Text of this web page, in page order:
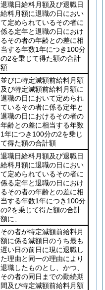
退職日給料月額及び退職日
給料月額に退職の日におい
て定められているその者に
係る定年と退職の日におけ
るその者の年齢との差に相
当する年数1年につき100分
の2を乗じて得た額の合計
額
並びに特定減額前給料月額
及び特定減額前給料月額に
退職の日において定められ
ているその者に係る定年と
退職の日におけるその者の
年齢との差に相当する年数
1年につき100分の2を乗じ
て得た額の合計額
退職日給料月額及び退職日
給料月額に退職の日におい
て定められているその者に
係る定年と退職の日におけ
るその者の年齢との差に相
当する年数1年につき100分
の2を乗じて得た額の合計
額に、
その者が特定減額前給料月
額に係る減額日のうち最も
遅い日の前日に現に退職し
た理由と同一の理由により
退職したものとし、かつ、
その者の同日までの勤続期
間及び特定減額前給料月額